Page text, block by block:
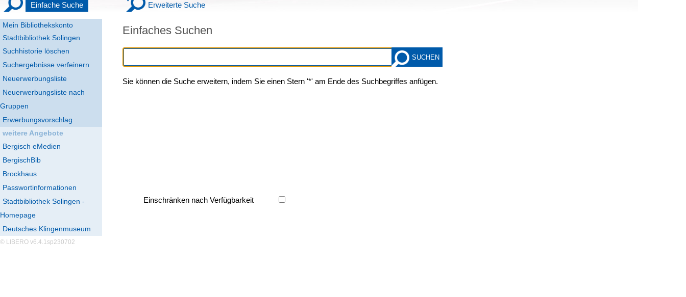
Mein Bibliothekskonto
Stadtbibliothek Solingen
Einfache Suche Erweiterte Suche
Suchhistorie löschen
Suchergebnisse verfeinern
Neuerwerbungsliste
Neuerwerbungsliste nach
Gruppen
Erwerbungsvorschlag
weitere Angebote
Bergisch eMedien
BergischBib
Brockhaus
Passwortinformationen
Stadtbibliothek Solingen -
Homepage
Deutsches Klingenmuseum
© LIBERO v6.4.1sp230702
Einfaches Suchen
Sie können die Suche erweitern, indem Sie einen Stern '*' am Ende des Suchbegriffes anfügen.
Einschränken nach Verfügbarkeit